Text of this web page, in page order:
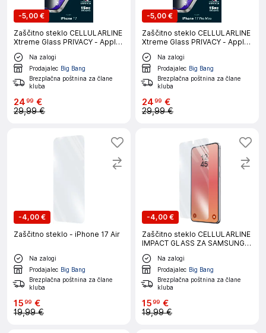
-5,00 €
Zaščitno steklo CELLULARLINE
Xtreme Glass PRIVACY - Apple
iPhone 17
Na zalogi
Prodajalec Big Bang
Brezplačna poštnina za člane
kluba
2499 €
29,99 €
-5,00 €
Zaščitno steklo CELLULARLINE
Xtreme Glass PRIVACY - Apple
iPhone 17 PRO MAX
Na zalogi
Prodajalec Big Bang
Brezplačna poštnina za člane
kluba
2499 €
29,99 €
-4,00 €
Zaščitno steklo - iPhone 17 Air
Na zalogi
Prodajalec Big Bang
Brezplačna poštnina za člane
kluba
1599 €
19,99 €
-4,00 €
Zaščitno steklo CELLULARLINE
IMPACT GLASS ZA SAMSUNG
GALAXY S26+
Na zalogi
Prodajalec Big Bang
Brezplačna poštnina za člane
kluba
1599 €
19,99 €